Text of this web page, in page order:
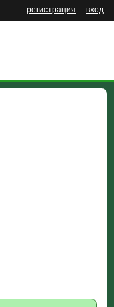
вход
регистрация